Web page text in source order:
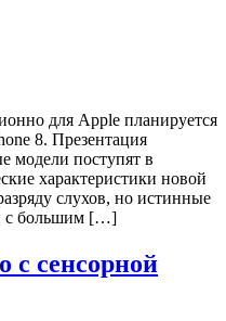
для Apple планируется
8. Презентация
модели поступят в
характеристики новой
слухов, но истинные
с большим […]
с сенсорной